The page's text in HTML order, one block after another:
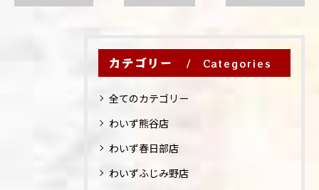
カテゴリー Categories
全てのカテゴリー
わいず熊谷店
わいず春日部店
わいずふじみ野店